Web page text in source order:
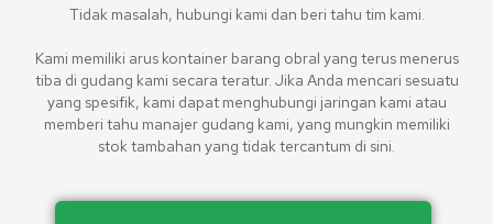
Tidak masalah, hubungi kami dan beri tahu tim kami.
Kami memiliki arus kontainer barang obral yang terus menerus
tiba di gudang kami secara teratur. Jika Anda mencari sesuatu
yang spesifik, kami dapat menghubungi jaringan kami atau
memberi tahu manajer gudang kami, yang mungkin memiliki
stok tambahan yang tidak tercantum di sini.